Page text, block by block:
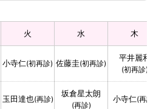
火 水 木
小寺仁(初再診) 佐藤圭(初再診)
平井麗和
(初再診)
玉田達也(再診)
坂倉星太朗
(再診)
小寺仁(再